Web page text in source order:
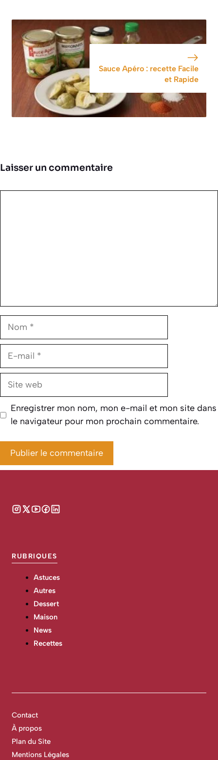
Sauce Apéro : recette Facile
et Rapide
Laisser un commentaire
Nom
E-
Site
Enregistrer mon nom, mon e-mail et mon site dans
le navigateur pour mon prochain commentaire.
RUBRIQUES
Astuces
Autres
Dessert
Maison
News
Recettes
Contact
À propos
Plan du Site
Mentions Légales